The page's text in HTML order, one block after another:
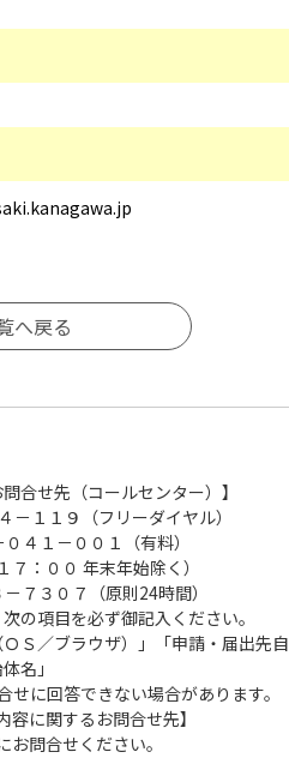
合せ先（コールセンター）】
－１１９（フリーダイヤル）
４１－００１（有料）
：００ 年末年始除く）
７３０７（原則24時間）
の項目を必ず御記入ください。
Ｓ／ブラウザ）」「申請・届出先自
名」
に回答できない場合があります。
容に関するお問合せ先】
お問合せください。